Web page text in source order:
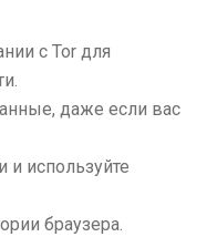
с Tor для
даже если вас
и используйте
браузера.